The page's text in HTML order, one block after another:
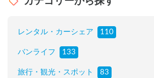
レンタル・カーシェア 110
バンライフ 133
旅行・観光・スポット 83